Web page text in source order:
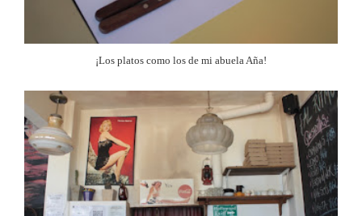
¡Los platos como los de mi abuela Aña!